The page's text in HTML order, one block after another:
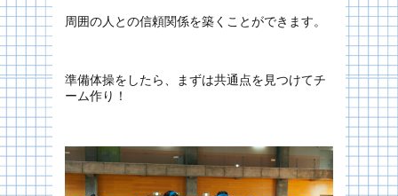
周囲の人との信頼関係を築くことができます。
準備体操をしたら、まずは共通点を見つけてチ
ーム作り！